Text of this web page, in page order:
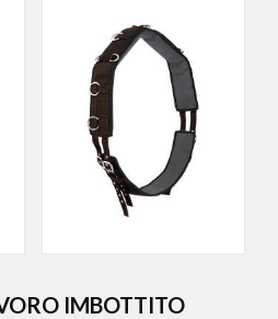
IMBOTTITO